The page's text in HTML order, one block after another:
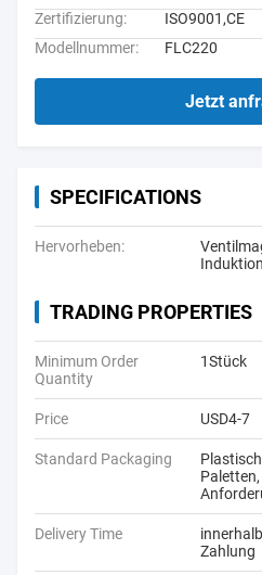
Zertifizierung:
ISO9001,CE
Modellnummer:
FLC220
Jetzt
SPECIFICATIONS
Hervorheben:
TRADING PROPERTIES
Minimum Order
Quantity
1Stück
Price USD4-7
Standard Packaging
Delivery Time
Zahlung